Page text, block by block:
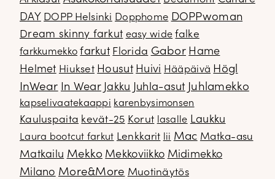
DAY DOPP Helsinki Dopphome DOPPwoman
Dream skinny farkut easy wide falke
farkkumekko farkut Florida Gabor Hame
Helmet Hiukset Housut Huivi Hääpäivä Högl
InWear In Wear Jakku Juhla-asut Juhlamekko
kapselivaatekaappi karenbysimonsen
Kauluspaita kevät-25 Korut lasalle Laukku
Laura bootcut farkut Lenkkarit lii Mac Matka-asu
Matkailu Mekko Mekkoviikko Midimekko
Milano More&More Muotinäytös